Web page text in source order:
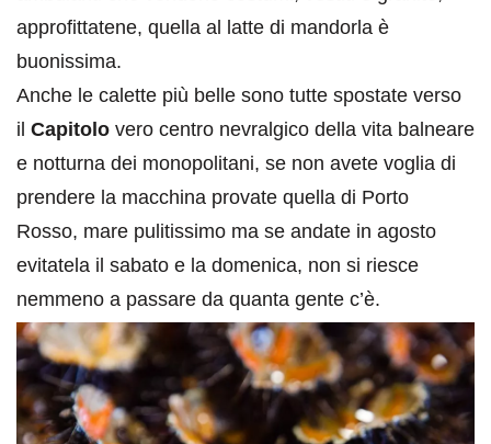
approfittatene, quella al latte di mandorla è
buonissima.
Anche le calette più belle sono tutte spostate verso
il Capitolo vero centro nevralgico della vita balneare
e notturna dei monopolitani, se non avete voglia di
prendere la macchina provate quella di Porto
Rosso, mare pulitissimo ma se andate in agosto
evitatela il sabato e la domenica, non si riesce
nemmeno a passare da quanta gente c’è.